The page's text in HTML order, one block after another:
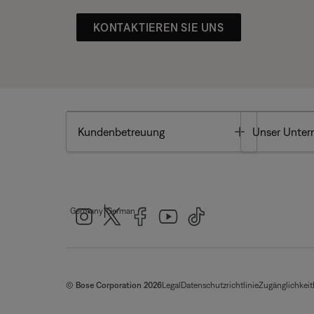
KONTAKTIEREN SIE UNS
Kundenbetreuung Toggle
Unser
Germany|German
© Bose Corporation 2026Legal DatenschutzrichtlinieZugänglichkeit